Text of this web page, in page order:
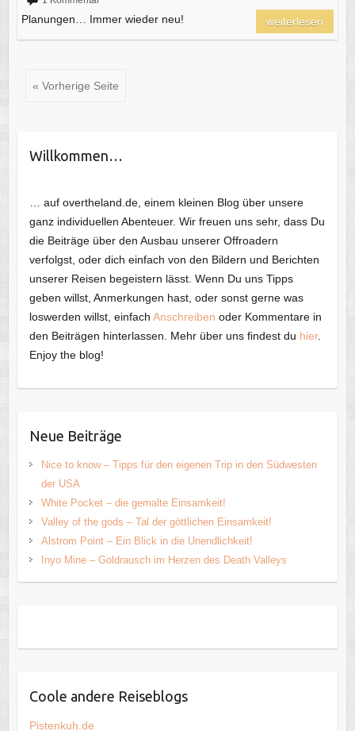
Planungen… Immer wieder neu! weiterlesen
« Vorherige Seite
Willkommen…
… auf overtheland.de, einem kleinen Blog über unsere
ganz individuellen Abenteuer. Wir freuen uns sehr, dass Du
die Beiträge über den Ausbau unserer Offroadern
verfolgst, oder dich einfach von den Bildern und Berichten
unserer Reisen begeistern lässt. Wenn Du uns Tipps
geben willst, Anmerkungen hast, oder sonst gerne was
loswerden willst, einfach Anschreiben oder Kommentare in
den Beiträgen hinterlassen. Mehr über uns findest du hier.
Enjoy the blog!
Neue Beiträge
Nice to know – Tipps für den eigenen Trip in den Südwesten
der USA
White Pocket – die gemalte Einsamkeit!
Valley of the gods – Tal der göttlichen Einsamkeit!
Alstrom Point – Ein Blick in die Unendlichkeit!
Inyo Mine – Goldrausch im Herzen des Death Valleys
Coole andere Reiseblogs
Pistenkuh.de